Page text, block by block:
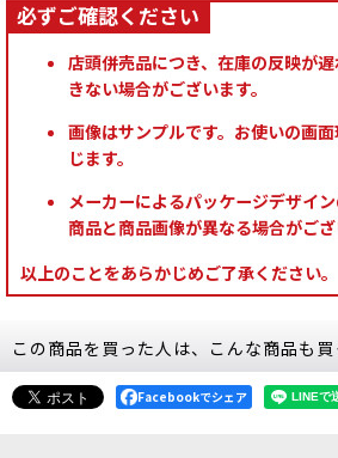
店頭併売品につき、在庫の反映が
きない場合がございます。
画像はサンプルです。お使いの画
じます。
メーカーによるパッケージデザイ
商品と商品画像が異なる場合がござ
以上のことをあらかじめご了承ください。
この商品を買った人は、こんな商品も買
Facebookでシェア